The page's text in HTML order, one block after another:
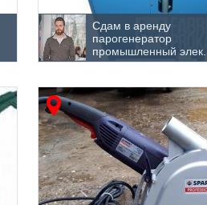
Сдам в аренду
парогенератор
промышленный элек...